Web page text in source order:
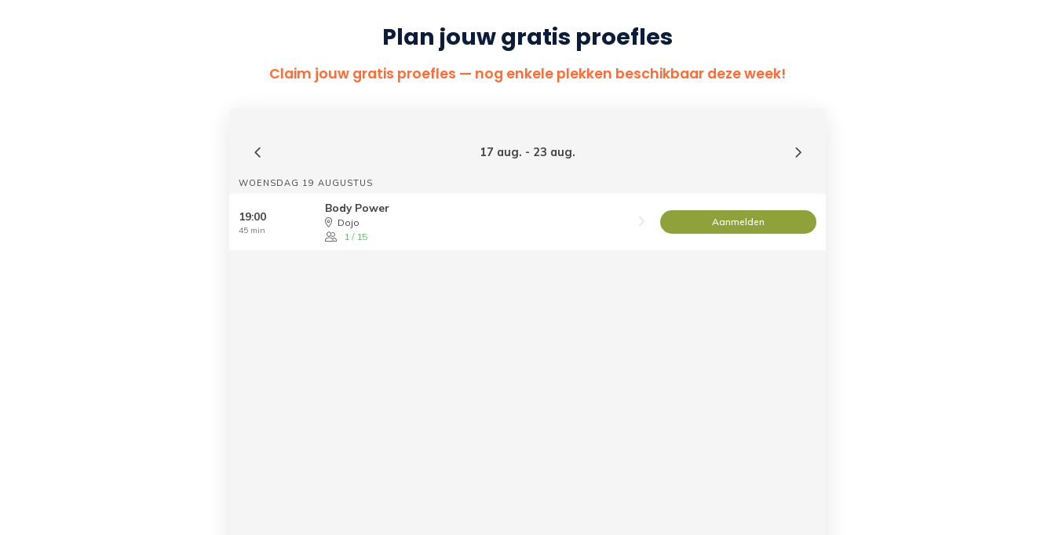
Plan jouw gratis proefles
Claim jouw gratis proefles — nog enkele plekken beschikbaar deze week!